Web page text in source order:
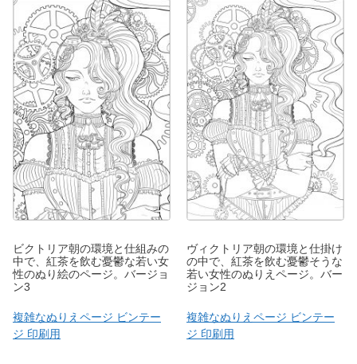
ビクトリア朝の環境と仕組みの
中で、紅茶を飲む憂鬱な若い女
性のぬり絵のページ。バージョ
ン3
複雑なぬりえページ ビンテー
ジ 印刷用
ヴィクトリア朝の環境と仕掛け
の中で、紅茶を飲む憂鬱そうな
若い女性のぬりえページ。バー
ジョン2
複雑なぬりえページ ビンテー
ジ 印刷用